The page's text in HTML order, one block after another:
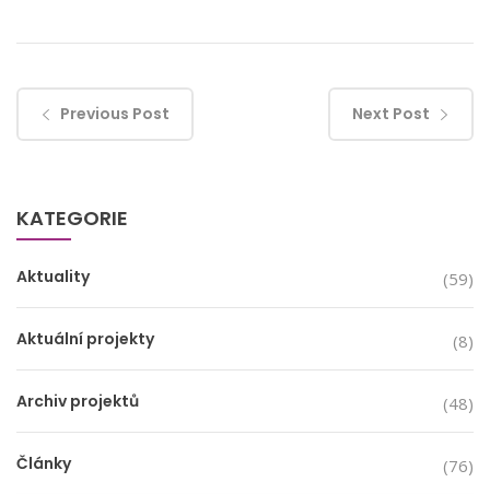
Previous Post Next Post
KATEGORIE
Aktuality (59)
Aktuální projekty (8)
Archiv projektů (48)
Články (76)